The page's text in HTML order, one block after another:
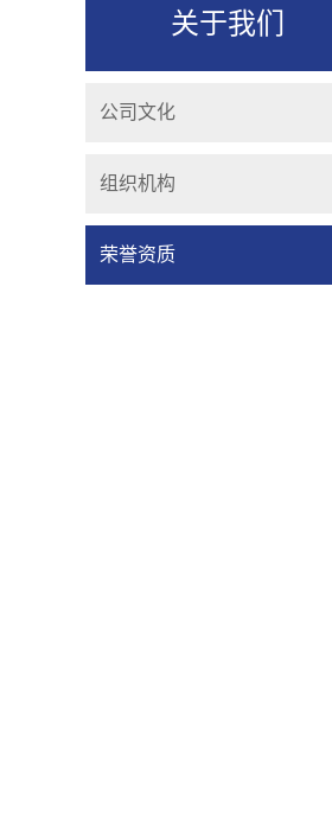
关于我们
公司文化
组织机构
荣誉资质